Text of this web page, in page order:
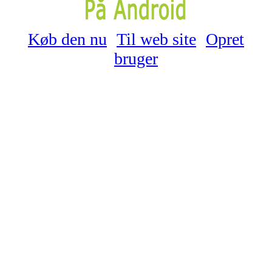
Køb den nu Til web site Opret
bruger